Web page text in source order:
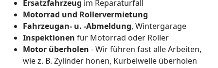
Ersatzfahrzeug im Reparaturfall
Motorrad und Rollervermietung
Fahrzeugan- u. -Abmeldung, Wintergarage
Inspektionen für Motorrad oder Roller
Motor überholen - Wir führen fast alle Arbeiten,
wie z. B. Zylinder honen, Kurbelwelle überholen